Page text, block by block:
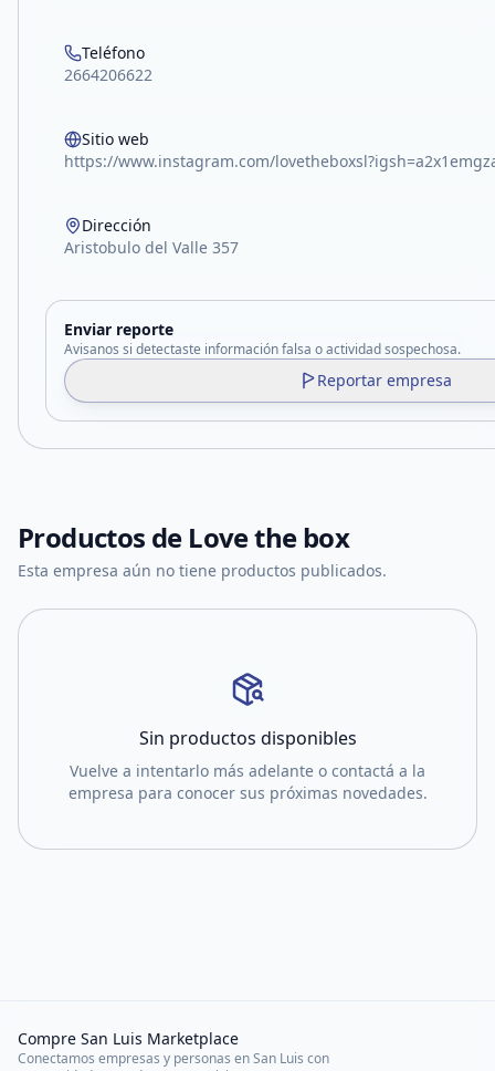
Teléfono
2664206622
Sitio web
https://www.instagram.com/
Dirección
Aristobulo del Valle 357
Enviar reporte
Avisanos si detectaste información falsa o actividad sospechosa.
Reportar empresa
Productos de Love the box
Esta empresa aún no tiene productos publicados.
Sin productos disponibles
Vuelve a intentarlo más adelante o contactá a la
empresa para conocer sus próximas novedades.
Compre San Luis Marketplace
Conectamos empresas y personas en San Luis con